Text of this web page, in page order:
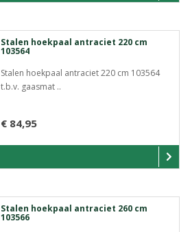
Stalen hoekpaal antraciet 220 cm
103564
Stalen hoekpaal antraciet 220 cm 103564
t.b.v. gaasmat ..
€ 84,95
Stalen hoekpaal antraciet 260 cm
103566